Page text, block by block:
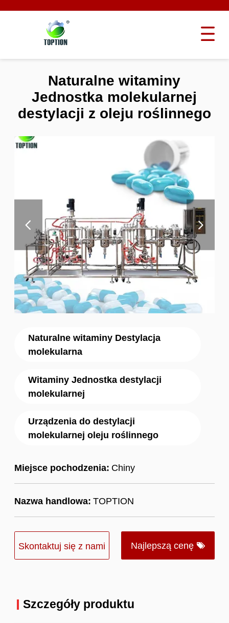
Naturalne witaminy Destylacja
molekularna
Witaminy Jednostka destylacji
molekularnej
Urządzenia do destylacji
molekularnej oleju roślinnego
Miejsce pochodzenia: Chiny
Nazwa handlowa: TOPTION
Skontaktuj się z nami Najlepszą cenę
Naturalne witaminy
Jednostka molekularnej
destylacji z oleju roślinnego
Szczegóły produktu